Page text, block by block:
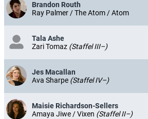
Brandon Routh
Ray Palmer / The Atom / Atom
Tala Ashe
Zari Tomaz (Staffel III–)
Jes Macallan
Ava Sharpe (Staffel IV–)
Maisie Richardson-Sellers
Amaya Jiwe / Vixen (Staffel II–)